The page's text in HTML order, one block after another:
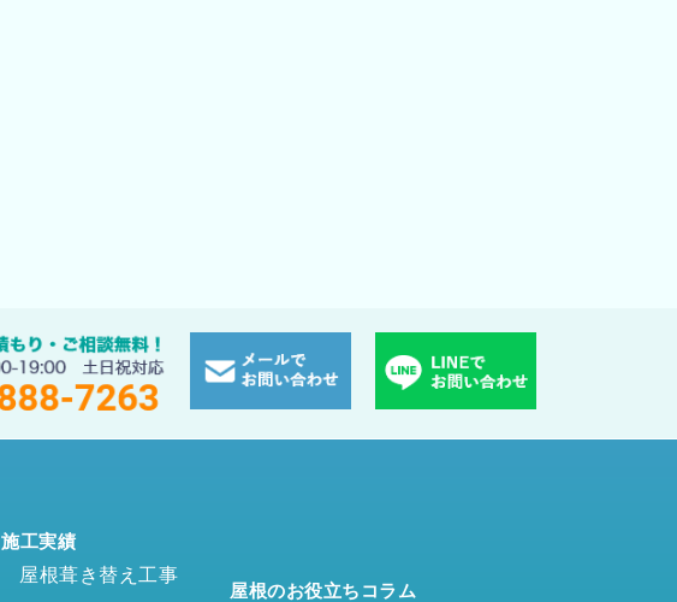
施工実績
屋根葺き替え工事
屋根のお役立ちコラム